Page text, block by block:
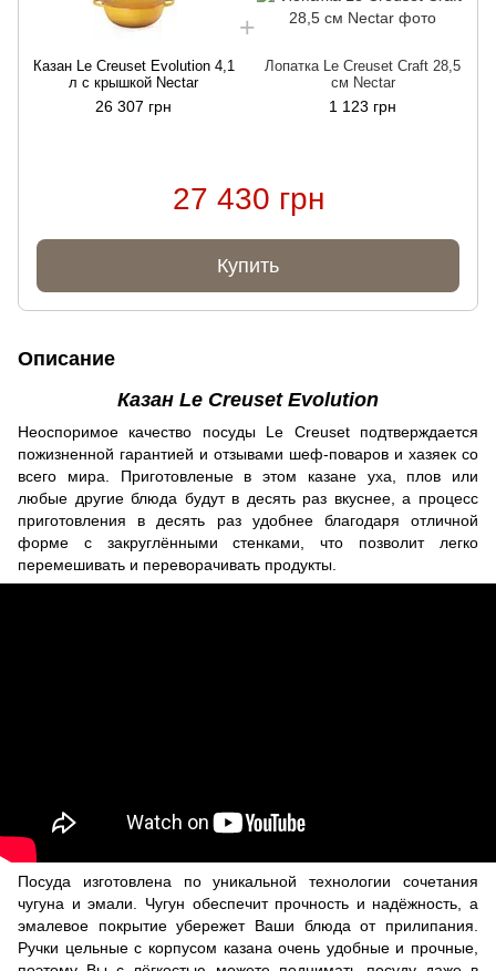
Казан Le Creuset Evolution 4,1
л с крышкой Nectar
26 307 грн
Лопатка Le Creuset Craft 28,5
см Nectar
1 123 грн
27 430 грн
Купить
Описание
Казан Le Creuset Evolution
Неоспоримое качество посуды Le Creuset подтверждается
пожизненной гарантией и отзывами шеф-поваров и хазяек со
всего мира. Приготовленые в этом казане уха, плов или
любые другие блюда будут в десять раз вкуснее, а процесс
приготовления в десять раз удобнее благодаря отличной
форме с закруглёнными стенками, что позволит легко
перемешивать и переворачивать продукты.
Посуда изготовлена по уникальной технологии сочетания
чугуна и эмали. Чугун обеспечит прочность и надёжность, а
эмалевое покрытие убережет Ваши блюда от прилипания.
Ручки цельные с корпусом казана очень удобные и прочные,